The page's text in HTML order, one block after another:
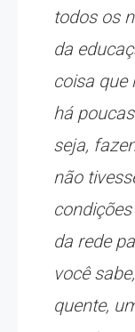
todos os
da
coisa que
há
seja,
não
da rede
você
quente,